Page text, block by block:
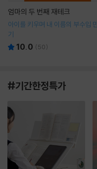
엄마의 두 번째 재테크
아이를 키우며 내 이름의 부수입
기
10.0 (50)
#기간한정특가